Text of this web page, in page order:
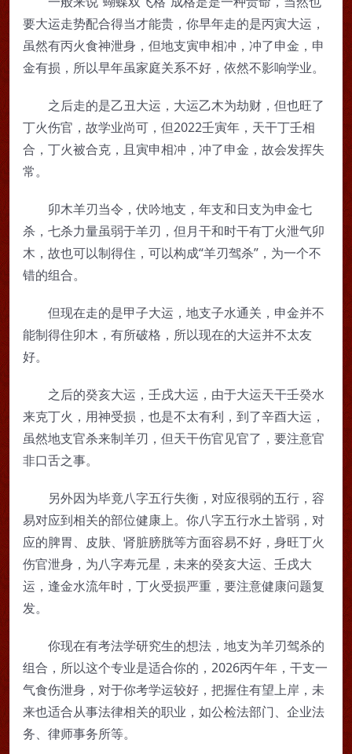
要大运走势配合得当才能贵，你早年走的是丙寅大运，
虽然有丙火食神泄身，但地支寅申相冲，冲了申金，申
金有损，所以早年虽家庭关系不好，依然不影响学业。
之后走的是乙丑大运，大运乙木为劫财，但也旺了
丁火伤官，故学业尚可，但2022壬寅年，天干丁壬相
合，丁火被合克，且寅申相冲，冲了申金，故会发挥失
常。
卯木羊刃当令，伏吟地支，年支和日支为申金七
杀，七杀力量虽弱于羊刃，但月干和时干有丁火泄气卯
木，故也可以制得住，可以构成“羊刃驾杀”，为一个不
错的组合。
但现在走的是甲子大运，地支子水通关，申金并不
能制得住卯木，有所破格，所以现在的大运并不太友
好。
之后的癸亥大运，壬戌大运，由于大运天干壬癸水
来克丁火，用神受损，也是不太有利，到了辛酉大运，
虽然地支官杀来制羊刃，但天干伤官见官了，要注意官
非口舌之事。
另外因为毕竟八字五行失衡，对应很弱的五行，容
易对应到相关的部位健康上。你八字五行水土皆弱，对
应的脾胃、皮肤、肾脏膀胱等方面容易不好，身旺丁火
伤官泄身，为八字寿元星，未来的癸亥大运、壬戌大
运，逢金水流年时，丁火受损严重，要注意健康问题复
发。
你现在有考法学研究生的想法，地支为羊刃驾杀的
组合，所以这个专业是适合你的，2026丙午年，干支一
气食伤泄身，对于你考学运较好，把握住有望上岸，未
来也适合从事法律相关的职业，如公检法部门、企业法
务、律师事务所等。